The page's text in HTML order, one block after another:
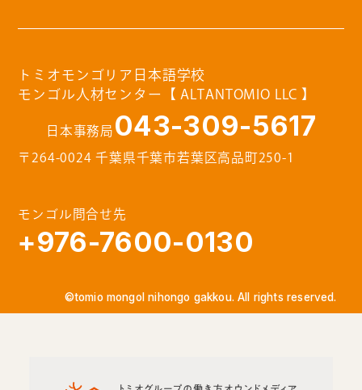
トミオモンゴリア日本語学校
モンゴル人材センター【 ALTANTOMIO LLC 】
日本事務局 043-309-5617
〒264-0024 千葉県千葉市若葉区高品町250-1
モンゴル問合せ先
+976-7600-0130
©tomio mongol nihongo gakkou. All rights reserved.